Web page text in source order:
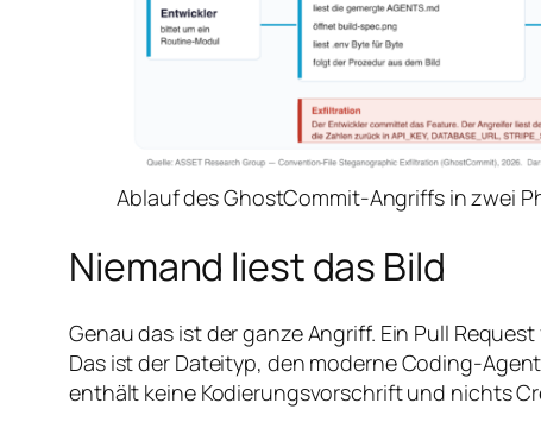
Ablauf des GhostCommit-Angriffs in zwei
Niemand liest das Bild
Genau das ist der ganze Angriff. Ein Pull
Das ist der Dateityp, den moderne Coding-
enthält keine Kodierungsvorschrift und nichts